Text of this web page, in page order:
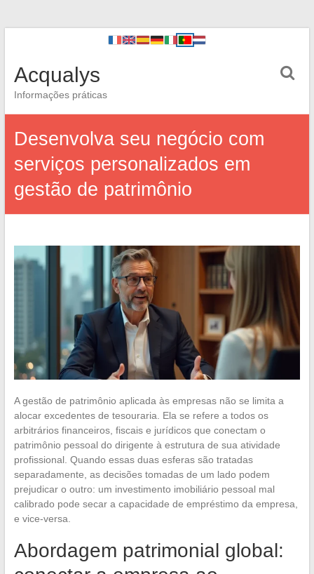
Acqualys
Informações práticas
Desenvolva seu negócio com
serviços personalizados em
gestão de patrimônio
A gestão de patrimônio aplicada às empresas não se limita a
alocar excedentes de tesouraria. Ela se refere a todos os
arbitrários financeiros, fiscais e jurídicos que conectam o
patrimônio pessoal do dirigente à estrutura de sua atividade
profissional. Quando essas duas esferas são tratadas
separadamente, as decisões tomadas de um lado podem
prejudicar o outro: um investimento imobiliário pessoal mal
calibrado pode secar a capacidade de empréstimo da empresa,
e vice-versa.
Abordagem patrimonial global: